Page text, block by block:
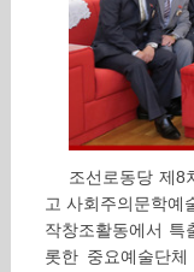
조선로동당 제8
고 사회주의문학예
작창조활동에서 특
롯한 중요예술단체